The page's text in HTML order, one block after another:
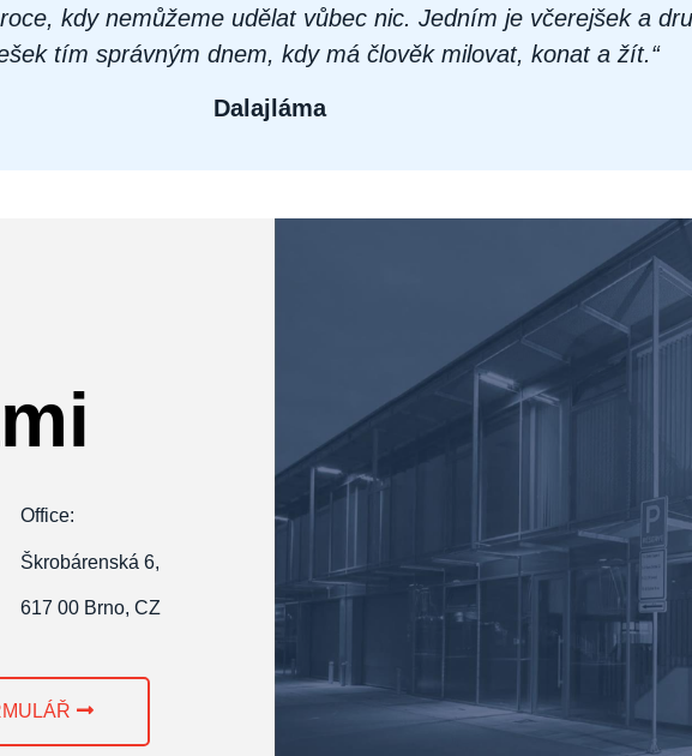
kdy nemůžeme udělat vůbec nic. Jedním je včerejšek a
tím správným dnem, kdy má člověk milovat, konat a žít.“
Dalajláma
Office:
Škrobárenská 6,
617 00 Brno, CZ